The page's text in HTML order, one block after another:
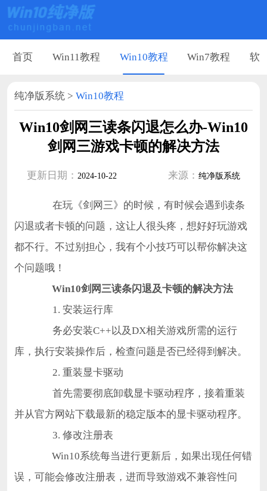
首页 Win11教程 Win10教程 Win7教程 软
纯净版系统 > Win10教程
Win10剑网三读条闪退怎么办-Win10
剑网三游戏卡顿的解决方法
更新日期： 2024-10-22 来源：纯净版系统
在玩《剑网三》的时候，有时候会遇到读条
闪退或者卡顿的问题，这让人很头疼，想好好玩游戏
都不行。不过别担心，我有个小技巧可以帮你解决这
个问题哦！
Win10剑网三读条闪退及卡顿的解决方法
1. 安装运行库
务必安装C++以及DX相关游戏所需的运行
库，执行安装操作后，检查问题是否已经得到解决。
2. 重装显卡驱动
首先需要彻底卸载显卡驱动程序，接着重装
并从官方网站下载最新的稳定版本的显卡驱动程序。
3. 修改注册表
Win10系统每当进行更新后，如果出现任何错
误，可能会修改注册表，进而导致游戏不兼容性问